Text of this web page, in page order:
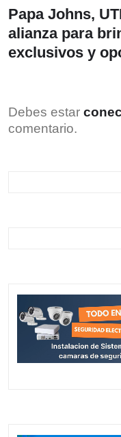
Papa Johns,
alianza para
exclusivos y
Debes estar
comentario.